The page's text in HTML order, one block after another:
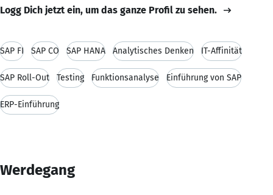
Logg Dich jetzt ein, um das ganze Profil zu sehen.
SAP FI SAP CO SAP HANA Analytisches Denken IT-Affinität
SAP Roll-Out Testing Funktionsanalyse Einführung von SAP
ERP-Einführung
Werdegang